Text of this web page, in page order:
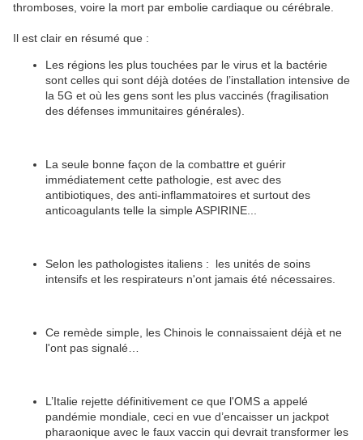
thromboses, voire la mort par embolie cardiaque ou cérébrale.
Il est clair en résumé que :
Les régions les plus touchées par le virus et la bactérie
sont celles qui sont déjà dotées de l’installation intensive de
la 5G et où les gens sont les plus vaccinés (fragilisation
des défenses immunitaires générales).
La seule bonne façon de la combattre et guérir
immédiatement cette pathologie, est avec des
antibiotiques, des anti-inflammatoires et surtout des
anticoagulants telle la simple ASPIRINE...
Selon les pathologistes italiens : les unités de soins
intensifs et les respirateurs n'ont jamais été nécessaires.
Ce remède simple, les Chinois le connaissaient déjà et ne
l'ont pas signalé…
L’Italie rejette définitivement ce que l'OMS a appelé
pandémie mondiale, ceci en vue d’encaisser un jackpot
pharaonique avec le faux vaccin qui devrait transformer les